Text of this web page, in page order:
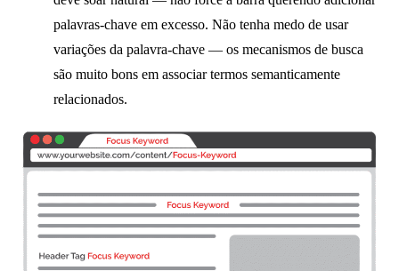
palavras-chave em excesso. Não tenha medo de usar
variações da palavra-chave — os mecanismos de busca
são muito bons em associar termos semanticamente
relacionados.